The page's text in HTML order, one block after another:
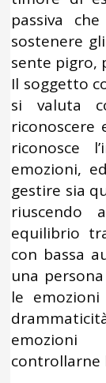
passiva
sostenere
sente pigro,
Il soggetto
si valuta
riconoscere
riconosce
emozioni,
gestire sia
riuscendo
equilibrio
con bassa
una
le
emozioni
controllarne